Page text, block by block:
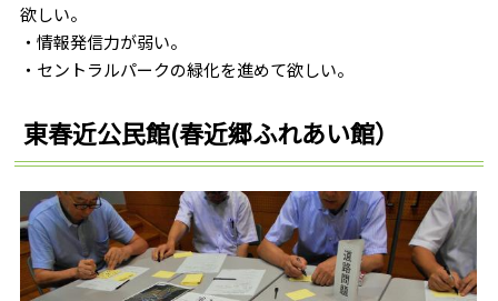
欲しい。
・情報発信力が弱い。
・セントラルパークの緑化を進めて欲しい。
東春近公民館(春近郷ふれあい館）